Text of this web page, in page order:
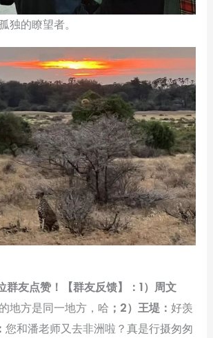
独的瞭望者。
群友点赞！【群友反馈】：1）周文
地方是同一地方，哈 ；2）王堤：好羡
您和潘老师又去非洲啦？真是行摄匆匆